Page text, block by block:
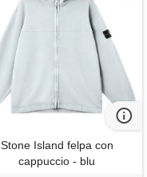
Stone Island felpa con
cappuccio - blu